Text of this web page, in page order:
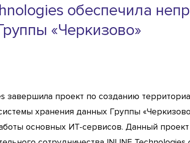
обеспечила
«Черкизово»
завершила проект по созданию
хранения данных Группы
основных ИТ-сервисов. Данный